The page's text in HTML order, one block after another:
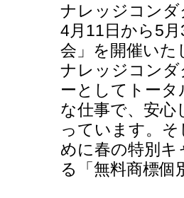
ナレッジコンダ
4月11日から5
会」を開催いた
ナレッジコンダ
ーとしてトー
な仕事で、安心
っています。
めに春の特別キ
る「無料商標個